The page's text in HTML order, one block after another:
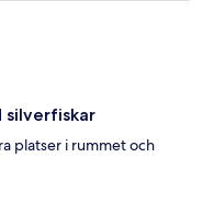
silverfiskar
platser i rummet och